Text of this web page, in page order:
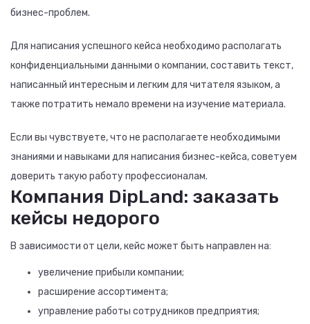
бизнес-проблем.
Для написания успешного кейса необходимо располагать
конфиденциальными данными о компании, составить текст,
написанный интересным и легким для читателя языком, а
также потратить немало времени на изучение материала.
Если вы чувствуете, что не располагаете необходимыми
знаниями и навыками для написания бизнес-кейса, советуем
доверить такую работу профессионалам.
Компания DipLand: заказать
кейсы недорого
В зависимости от цели, кейс может быть направлен на:
увеличение прибыли компании;
расширение ассортимента;
управление работы сотрудников предприятия;